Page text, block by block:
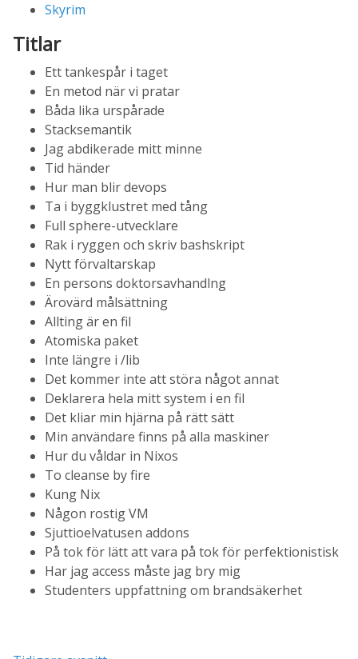
Skyrim
Titlar
Ett tankespår i taget
En metod när vi pratar
Båda lika urspårade
Stacksemantik
Jag abdikerade mitt minne
Tid händer
Hur man blir devops
Ta i byggklustret med tång
Full sphere-utvecklare
Rak i ryggen och skriv bashskript
Nytt förvaltarskap
En persons doktorsavhandlng
Ärovärd målsättning
Allting är en fil
Atomiska paket
Inte längre i /lib
Det kommer inte att störa något annat
Deklarera hela mitt system i en fil
Det kliar min hjärna på rätt sätt
Min användare finns på alla maskiner
Hur du våldar in Nixos
To cleanse by fire
Kung Nix
Någon rostig VM
Sjuttioelvatusen addons
På tok för lätt att vara på tok för perfektionistisk
Har jag access måste jag bry mig
Studenters uppfattning om brandsäkerhet